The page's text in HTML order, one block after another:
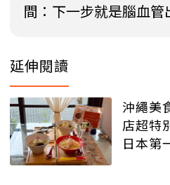
間：下一步就是腦血管
延伸閱讀
沖繩美
店超特
日本第